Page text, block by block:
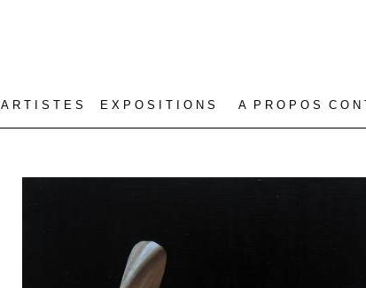
E X P O S I T I O N S
A R T I S T E S A P R O P O S C O N